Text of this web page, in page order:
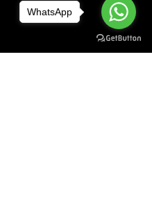
WhatsApp